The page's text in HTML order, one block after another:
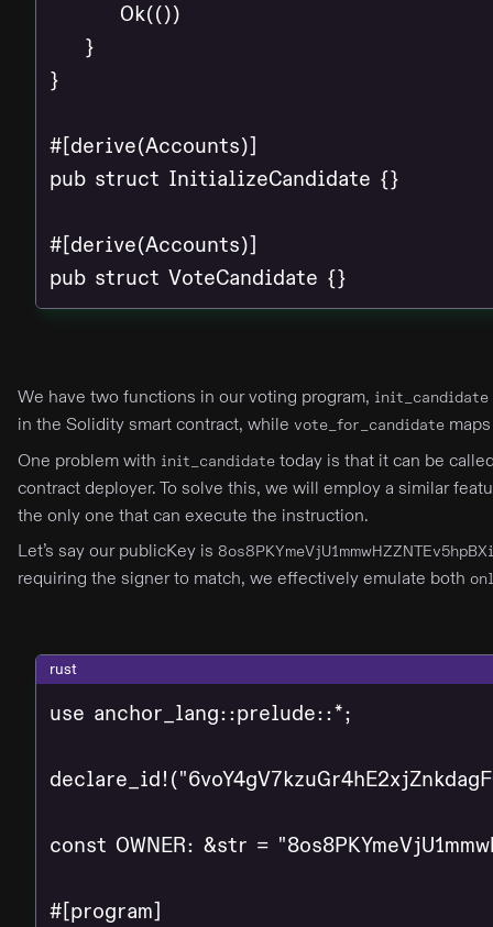
        Ok(())
    }
}
#[derive(Accounts)]
pub struct InitializeCandidate {}
#[derive(Accounts)]
pub struct VoteCandidate {}
We have two functions in our voting program, init_candidate
in the Solidity smart contract, while vote_for_candidate
One problem with init_candidate today is that it can be
contract deployer. To solve this, we will employ a similar
the only one that can execute the instruction.
Let’s say our publicKey is
requiring the signer to match, we effectively emulate both
rust
use anchor_lang::prelude::*;
const OWNER: &str =
#[program]